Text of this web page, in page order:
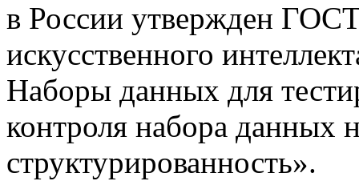
в России утвержден
искусственного
Наборы данных для
контроля набора данных
структурированность».